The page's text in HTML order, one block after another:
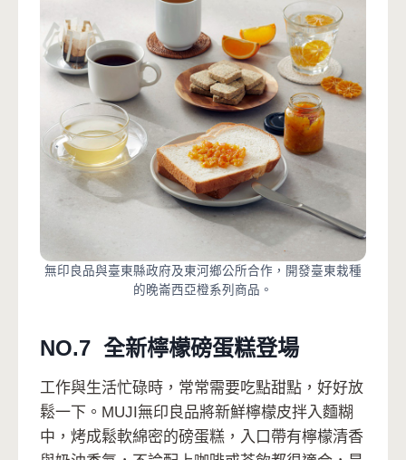
無印良品與臺東縣政府及東河鄉公所合作，開發臺東栽種
的晚崙西亞橙系列商品。
NO.7 全新檸檬磅蛋糕登場
工作與生活忙碌時，常常需要吃點甜點，好好放
鬆一下。MUJI無印良品將新鮮檸檬皮拌入麵糊
中，烤成鬆軟綿密的磅蛋糕，入口帶有檸檬清香